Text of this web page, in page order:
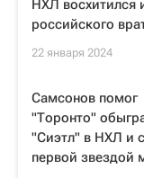
НХЛ восхитился
российского
22 января 2024
Самсонов помог
"Торонто"
"Сиэтл" в НХЛ и
первой звездой